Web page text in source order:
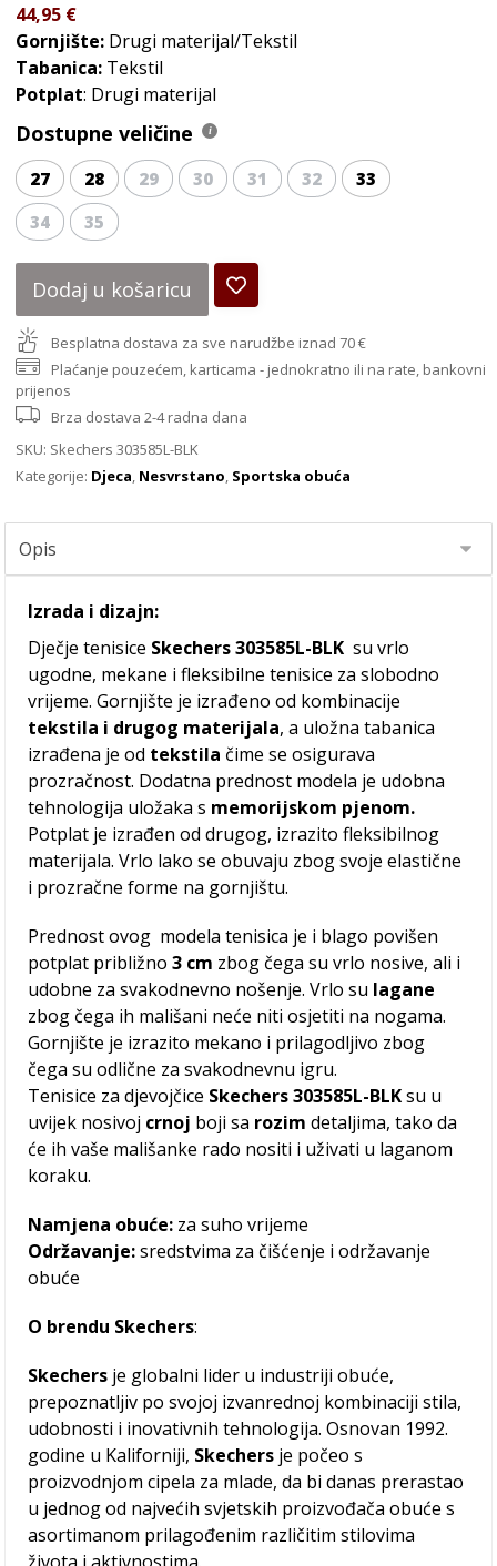
44,95 €
Gornjište: Drugi materijal/Tekstil
Tabanica: Tekstil
Potplat: Drugi materijal
Dostupne veličine
27 28 29 30 31 32
33
34
35
Dodaj u košaricu
Besplatna dostava za sve narudžbe iznad 70 €
Plaćanje pouzećem, karticama - jednokratno ili na rate, bankovni
prijenos
Brza dostava 2-4 radna dana
SKU: Skechers 303585L-BLK
Kategorije: Djeca, Nesvrstano, Sportska obuća
Izrada i dizajn:
Dječje tenisice Skechers 303585L-BLK su vrlo
ugodne, mekane i fleksibilne tenisice za slobodno
vrijeme. Gornjište je izrađeno od kombinacije
tekstila i drugog materijala, a uložna tabanica
izrađena je od tekstila čime se osigurava
prozračnost. Dodatna prednost modela je udobna
tehnologija uložaka s memorijskom pjenom.
Potplat je izrađen od drugog, izrazito fleksibilnog
materijala. Vrlo lako se obuvaju zbog svoje elastične
i prozračne forme na gornjištu.
Prednost ovog modela tenisica je i blago povišen
potplat približno3 cm zbog čega su vrlo nosive, ali i
udobne za svakodnevno nošenje. Vrlo su lagane
zbog čega ih mališani neće niti osjetiti na nogama.
Gornjište je izrazito mekano i prilagodljivo zbog
čega su odlične za svakodnevnu igru.
Tenisice za djevojčice Skechers 303585L-BLKsu u
uvijek nosivoj crnoj boji sa rozim detaljima, tako da
će ih vaše mališanke rado nositi i uživati u laganom
koraku.
Namjena obuće: za suho vrijeme
Održavanje:sredstvima za čišćenje i održavanje
obuće
O brendu Skechers:
Skechers je globalni lider u industriji obuće,
prepoznatljiv po svojoj izvanrednoj kombinaciji stila,
udobnosti i inovativnih tehnologija. Osnovan 1992.
godine u Kaliforniji, Skechers je počeo s
proizvodnjom cipela za mlade, da bi danas prerastao
u jednog od najvećih svjetskih proizvođača obuće s
asortimanom prilagođenim različitim stilovima